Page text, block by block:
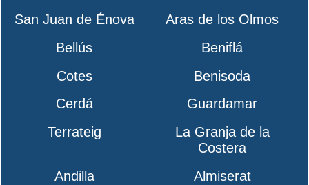
San Juan de Énova
Aras de los Olmos
Bellús
Beniflá
Cotes
Benisoda
Cerdá
Guardamar
Terrateig
La Granja de la
Costera
Andilla
Almiserat